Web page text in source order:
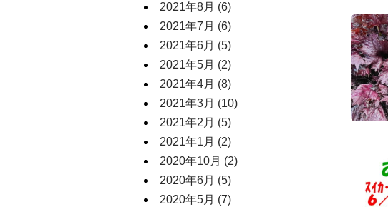
2021年8月 (6)
2021年7月 (6)
2021年6月 (5)
2021年5月 (2)
2021年4月 (8)
2021年3月 (10)
2021年2月 (5)
2021年1月 (2)
2020年10月 (2)
2020年6月 (5)
2020年5月 (7)